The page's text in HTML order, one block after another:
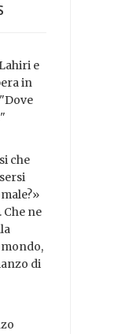
e
in
che
Che ne
di